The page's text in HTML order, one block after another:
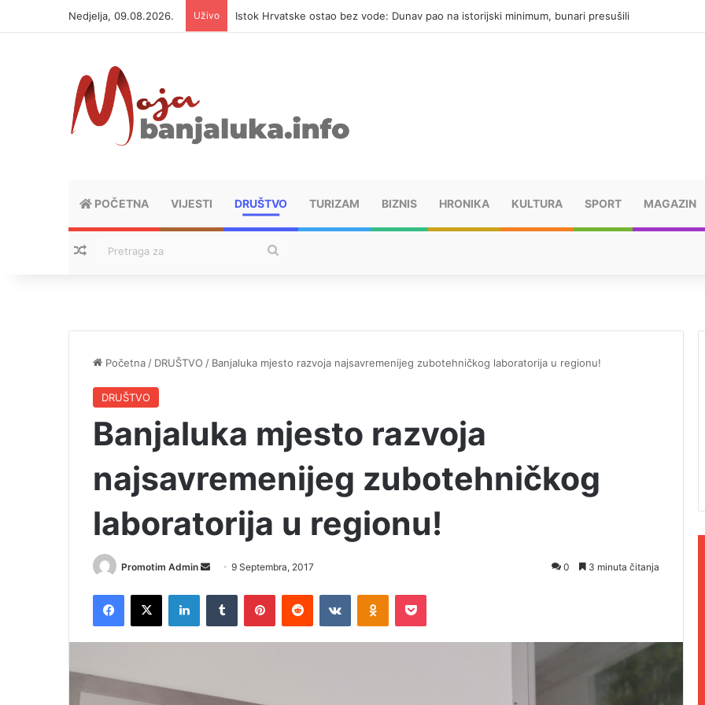
Nedjelja, 09.08.2026. Uživo Deset najvećih poreskih dužnika u Srpskoj duguju više od 84 miliona KM
POČETNA VIJESTI DRUŠTVO TURIZAM BIZNIS HRONIKA KULTURA SPORT MAGAZIN
Nasumični tekstovi
Početna / DRUŠTVO / Banjaluka mjesto razvoja najsavremenijeg zubotehničkog laboratorija u regionu!
DRUŠTVO
Banjaluka mjesto razvoja
najsavremenijeg zubotehničkog
laboratorija u regionu!
Promotim Admin
a
m
9 Septembra, 2017 0 3 minuta čitanja